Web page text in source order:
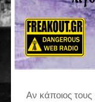
Αν κάποιος τους